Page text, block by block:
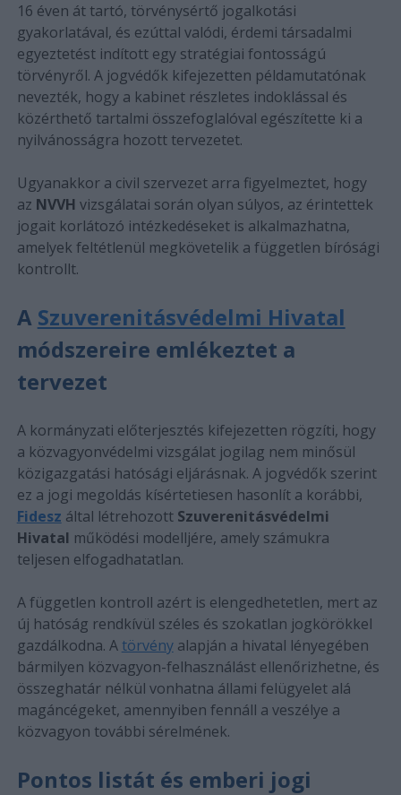
16 éven át tartó, törvénysértő jogalkotási
gyakorlatával, és ezúttal valódi, érdemi társadalmi
egyeztetést indított egy stratégiai fontosságú
törvényről. A jogvédők kifejezetten példamutatónak
nevezték, hogy a kabinet részletes indoklással és
közérthető tartalmi összefoglalóval egészítette ki a
nyilvánosságra hozott tervezetet.
Ugyanakkor a civil szervezet arra figyelmeztet, hogy
az NVVH vizsgálatai során olyan súlyos, az érintettek
jogait korlátozó intézkedéseket is alkalmazhatna,
amelyek feltétlenül megkövetelik a független bírósági
kontrollt.
A Szuverenitásvédelmi Hivatal
módszereire emlékeztet a
tervezet
A kormányzati előterjesztés kifejezetten rögzíti, hogy
a közvagyonvédelmi vizsgálat jogilag nem minősül
közigazgatási hatósági eljárásnak. A jogvédők szerint
ez a jogi megoldás kísértetiesen hasonlít a korábbi,
Fidesz által létrehozott Szuverenitásvédelmi
Hivatal működési modelljére, amely számukra
teljesen elfogadhatatlan.
A független kontroll azért is elengedhetetlen, mert az
új hatóság rendkívül széles és szokatlan jogkörökkel
gazdálkodna. A törvényalapján a hivatal lényegében
bármilyen közvagyon-felhasználást ellenőrizhetne, és
összeghatár nélkül vonhatna állami felügyelet alá
magáncégeket, amennyiben fennáll a veszélye a
közvagyon további sérelmének.
Pontos listát és emberi jogi